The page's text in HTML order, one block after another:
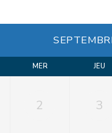
MER JEU
2 3